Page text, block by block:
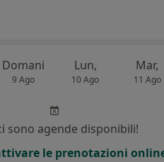
Domani
9 Ago
Lun,
10 Ago
Mar,
11 Ago
sono agende disponibili!
le prenotazioni